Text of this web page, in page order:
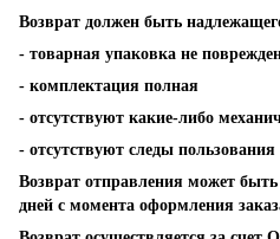
Возврат должен быть
- товарная упаковка не
- комплектация полная
- отсутствуют какие-либо
- отсутствуют следы пользования
Возврат отправления может быть
дней с момента оформления